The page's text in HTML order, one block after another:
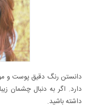
دانستن رنگ دقیق پوست و
دارد. اگر به دنبال چشمان
داشته باشید.